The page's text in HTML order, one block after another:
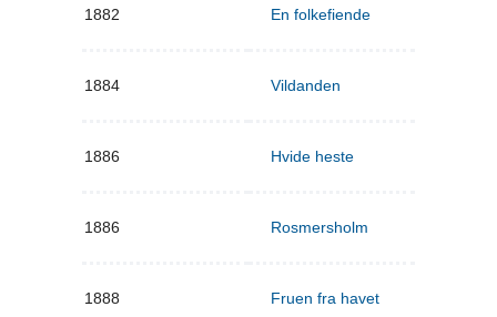
1882 En folkefiende
1884 Vildanden
1886 Hvide heste
1886 Rosmersholm
1888 Fruen fra havet